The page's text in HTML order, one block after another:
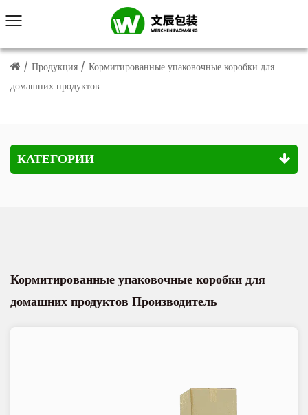
/ Продукция / Кормитированные упаковочные коробки для
домашних продуктов
КАТЕГОРИИ
Кормитированные упаковочные коробки для
домашних продуктов Производитель